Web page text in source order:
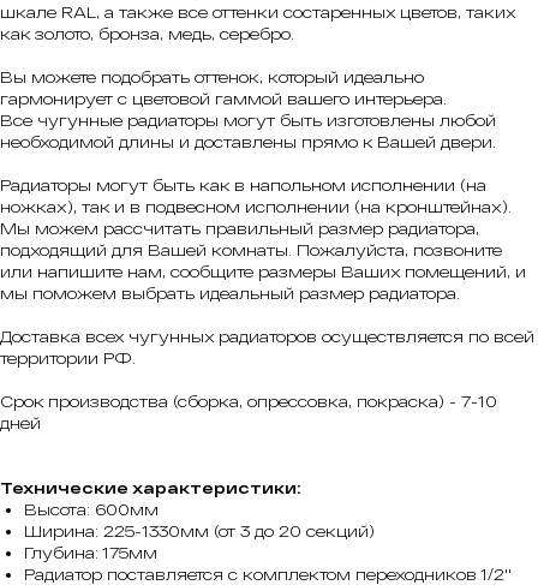
шкале RAL, а также все оттенки состаренных цветов, таких
как золото, бронза, медь, серебро.
Вы можете подобрать оттенок, который идеально
гармонирует с цветовой гаммой вашего интерьера.
Все чугунные радиаторы могут быть изготовлены любой
необходимой длины и доставлены прямо к Вашей двери.
Радиаторы могут быть как в напольном исполнении (на
ножках), так и в подвесном исполнении (на кронштейнах).
Мы можем рассчитать правильный размер радиатора,
подходящий для Вашей комнаты. Пожалуйста, позвоните
или напишите нам, сообщите размеры Ваших помещений, и
мы поможем выбрать идеальный размер радиатора.
Доставка всех чугунных радиаторов осуществляется по всей
территории РФ.
Срок производства (сборка, опрессовка, покраска) - 7-10
дней
Технические характеристики:
Высота: 600мм
Ширина: 225-1330мм (от 3 до 20 секций)
Глубина: 175мм
Радиатор поставляется с комплектом переходников 1/2''